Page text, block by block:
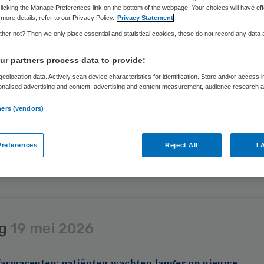
Nederland moet in 2027 2,8 miljoen euro bezuinigen en
kerntaken. Volgens de Rijksbegroting zal het budget in
moeten zijn dan het in 2025 was.
19 mei 2026
the Manage Preferences link on the bottom of the webpage. Your choices will have
details, refer to our Privacy Policy. Privacy Statement
not? Then we only place essential and statistical cookies, these do not record any data
partners process data to provide:
data. Actively scan device characteristics for identification. Store and/or access
advertising and content, advertising and content measurement, audience research
(vendors)
Reject All I